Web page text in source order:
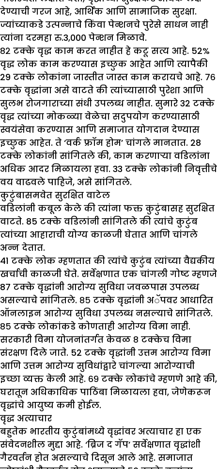
देण्याची गरज आहे, आर्थिक आणि सामाजिक सुरक्षा.
ज्यांच्याकडे उत्पन्नाचे किंवा पेन्शनचे पुरेसे साधन नाही
त्यांना दरमहा रु.3,000 पेन्शन मिळावे.
८२ टक्के वृद्ध काम करत नाहीत हे कटू सत्य आहे. 52%
वृद्ध लोक काम करण्यास इच्छुक आहेत आणि त्यापैकी
29 टक्के लोकांना जास्तीत जास्त काम करायचे आहे. ७६
टक्के वृद्धांना असे वाटते की त्यांच्यासाठी पुरेशा आणि
सुलभ रोजगाराच्या संधी उपलब्ध नाहीत. सुमारे 32 टक्के
वृद्ध त्यांच्या मोकळ्या वेळेचा सदुपयोग करण्यासाठी
स्वयंसेवा करण्यास आणि समाजात योगदान देण्यास
इच्छुक आहेत. ते ‘वर्क फ्रॉम होम’ चांगले मानतात. 28
टक्के लोकांनी सांगितले की, काम करणाऱ्या वडिलांना
अधिक आदर मिळायला हवा. 33 टक्के लोकांनी निवृत्तीचे
वय वाढवले ​​पाहिजे, असे सांगितले.
कुटुंबासमवेत सुरक्षित वाटेल
वडिलांनी कबूल केले की त्यांना फक्त कुटुंबासह सुरक्षित
वाटते. 85 टक्के वडिलांनी सांगितले की त्यांचे कुटुंब
त्यांच्या आहाराची योग्य काळजी घेतात आणि चांगले
अन्न देतात.
41 टक्के लोक म्हणतात की त्यांचे कुटुंब त्यांच्या वैद्यकीय
खर्चाची काळजी घेते. सर्वेक्षणात एक चांगली गोष्ट म्हणजे
87 टक्के वृद्धांनी आरोग्य सुविधा जवळपास उपलब्ध
असल्याचे सांगितले. ८५ टक्के वृद्धांनी अॅपवर आधारित
ऑनलाइन आरोग्य सुविधा उपलब्ध नसल्याचे सांगितले.
८५ टक्के लोकांकडे कोणताही आरोग्य विमा नाही.
सरकारी विमा योजनांतर्गत केवळ ८ टक्केच विमा
संरक्षण दिले जाते. 52 टक्के वृद्धांनी उत्तम आरोग्य विमा
आणि उत्तम आरोग्य सुविधांद्वारे चांगल्या आरोग्याची
इच्छा व्यक्त केली आहे. ६९ टक्के लोकांचे म्हणणे आहे की,
घरातून अधिकाधिक पाठिंबा मिळायला हवा, जेणेकरून
वृद्धांचे आयुष्य कमी होईल.
वृद्ध अत्याचार
बहुतेक भारतीय कुटुंबांमध्ये वृद्धांवर अत्याचार हा एक
संवेदनशील मुद्दा आहे. ‘ब्रिज द गॅप’ सर्वेक्षणात वृद्धांशी
गैरवर्तन होत असल्याचे दिसून आले आहे. समाजात